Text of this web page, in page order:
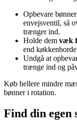
Opbevare
envejsventil, så
trænger ind.
Holde dem væk
end
Undgå at
trænge ind og
Køb hellere mindre
bønner i rotation.
Find din egen